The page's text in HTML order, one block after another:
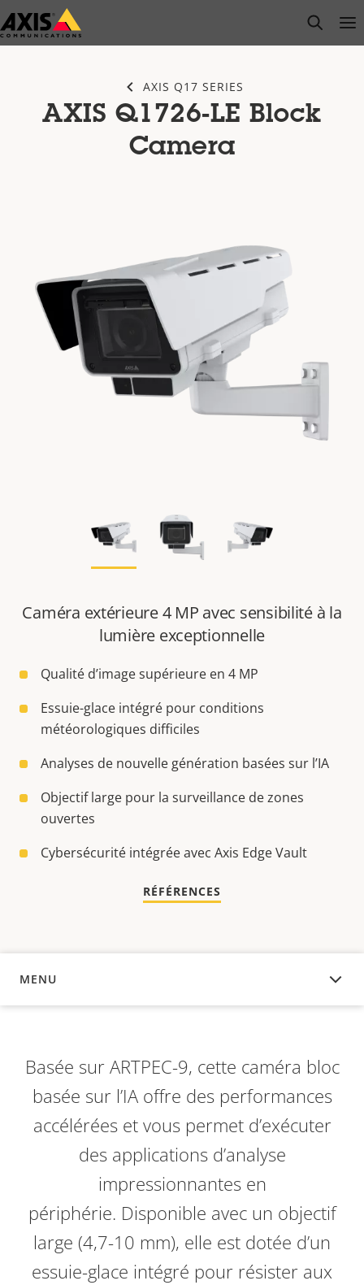
Passer
au
open
AXIS Q17 SERIES
AXIS Q1726-LE Block
Camera
Caméra extérieure 4 MP avec sensibilité à la
lumière exceptionnelle
Qualité d’image supérieure en 4 MP
Essuie-glace intégré pour conditions
météorologiques difficiles
Analyses de nouvelle génération basées sur l’IA
Objectif large pour la surveillance de zones
ouvertes
Cybersécurité intégrée avec Axis Edge Vault
RÉFÉRENCES
MENU
APERÇU
Basée sur ARTPEC-9, cette caméra bloc
basée sur l’IA offre des performances
accélérées et vous permet d’exécuter
des applications d’analyse
impressionnantes en
périphérie. Disponible avec un objectif
large (4,7-10 mm), elle est dotée d’un
essuie-glace intégré pour résister aux